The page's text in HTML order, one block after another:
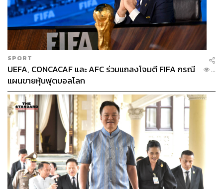
SPORT
UEFA, CONCACAF และ AFC ร่วมแถลงโจมตี FIFA กรณี
แผนขายหุ้นฟุตบอลโลก
...